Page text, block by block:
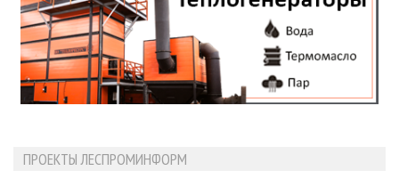
ПРОЕКТЫ ЛЕСПРОМИНФОРМ